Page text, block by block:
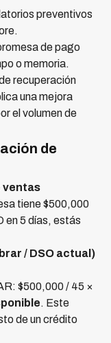
preventivos
de pago
o memoria.
recuperación
una mejora
el volumen de
de
ventas
tiene $500,000
en 5 días, estás
/ DSO actual)
$500,000 / 45 ×
. Este
de un crédito